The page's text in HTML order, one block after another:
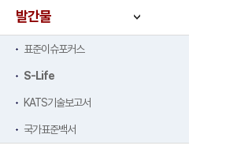
발간물
표준이슈포커스
S-Life
KATS기술보고서
국가표준백서